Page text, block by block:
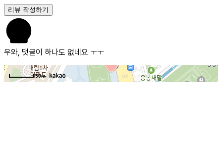
리뷰 작성하기
우와, 댓글이 하나도 없네요 ㅜㅜ
50m